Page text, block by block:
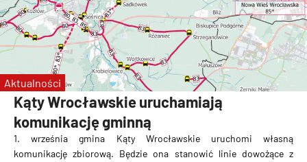
Kąty Wrocławskie uruchamiają
komunikację gminną
1. września gmina Kąty Wrocławskie uruchomi własną
komunikację zbiorową. Będzie ona stanowić linie dowożące z
Aktualności